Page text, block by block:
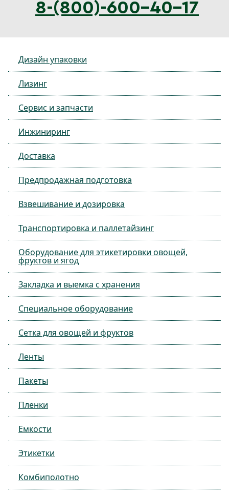
8-(800)-600-40-17
Дизайн упаковки
Лизинг
Сервис и запчасти
Инжиниринг
Доставка
Предпродажная подготовка
Взвешивание и дозировка
Транспортировка и паллетайзинг
Оборудование для этикетировки овощей,
фруктов и ягод
Закладка и выемка с хранения
Специальное оборудование
Сетка для овощей и фруктов
Ленты
Пакеты
Пленки
Емкости
Этикетки
Комбиполотно